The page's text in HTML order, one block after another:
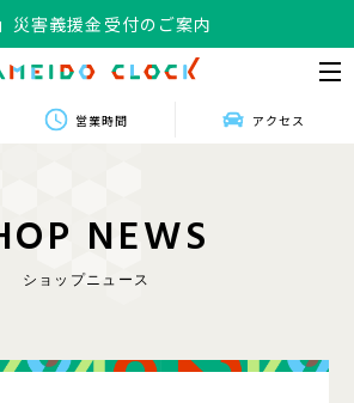
災害義援金受付のご案内
営業時間 アクセス
OP NEWS
ショップニュース